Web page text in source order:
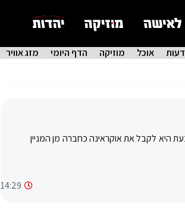
דעות אוכל מוזיקה הדף היומי מזג אוויר
היא לקבל את אוקראינה כחברה מן המניין
14:29